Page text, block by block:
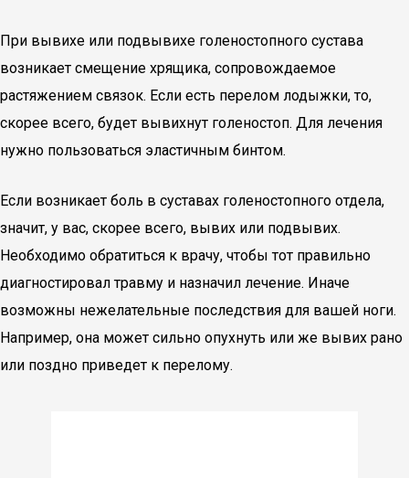
При вывихе или подвывихе голеностопного сустава
возникает смещение хрящика, сопровождаемое
растяжением связок. Если есть перелом лодыжки, то,
скорее всего, будет вывихнут голеностоп. Для лечения
нужно пользоваться эластичным бинтом.
Если возникает боль в суставах голеностопного отдела,
значит, у вас, скорее всего, вывих или подвывих.
Необходимо обратиться к врачу, чтобы тот правильно
диагностировал травму и назначил лечение. Иначе
возможны нежелательные последствия для вашей ноги.
Например, она может сильно опухнуть или же вывих рано
или поздно приведет к перелому.